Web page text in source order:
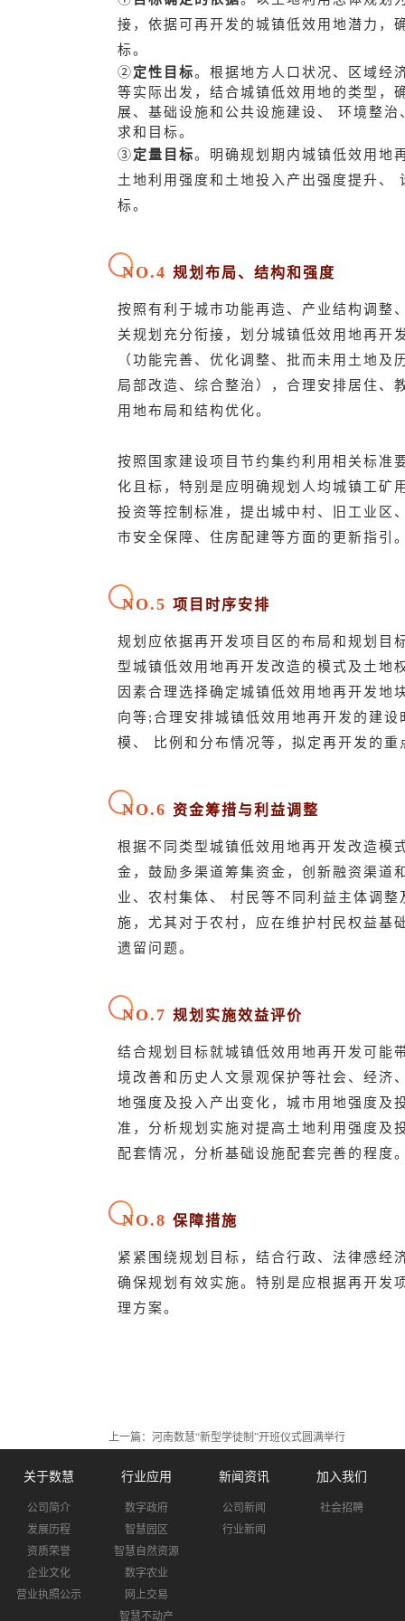
接，依据可再开发的城镇低效用地潜力，
标。
②定性目标。根据地方人口状况、区域经
等实际出发，结合城镇低效用地的类型，
展、基础设施和公共设施建设、 环境整
求和目标。
③定量目标。明确规划期内城镇低效用地
土地利用强度和土地投入产出强度提升、
标。
NO.4 规划布局、结构和强度
按照有利于城市功能再造、产业结构调整
关规划充分衔接，划分城镇低效用地再开
（功能完善、优化调整、批而未用土地
局部改造、综合整治），合理安排居住、
用地布局和结构优化。
按照国家建设项目节约集约利用相关标准
化且标，特别是应明确规划人均城镇工矿
投资等控制标准，提出城中村、旧工业区
市安全保障、住房配建等方面的更新指引
NO.5 项目时序安排
规划应依据再开发项目区的布局和规划目
型城镇低效用地再开发改造的模式及土地
因素合理选择确定城镇低效用地再开发地
向等;合理安排城镇低效用地再开发的建
模、 比例和分布情况等，拟定再开发的重
NO.6 资金筹措与利益调整
根据不同类型城镇低效用地再开发改造模
金，鼓励多渠道筹集资金，创新融资渠道
业、农村集体、
村民等不同利益主体调
施，尤其对于农村，应在维护村民权益基
遗留问题。
NO.7 规划实施效益评价
结合规划目标就城镇低效用地再开发可能
境改善和历史人文景观保护等社会、经济
地强度及投入产出变化，城市用地强度及
准，分析规划实施对提高土地利用强度及
配套情况，分析基础设施配套完善的程度
NO.8 保障措施
紧紧围绕规划目标，结合行政、法律感经
确保规划有效实施。特别是应根据再开发
理方案。
上一篇： 河南数慧“新型学徒制”开班仪式圆满举行
关于数慧
公司简介
发展历程
资质荣誉
企业文化
营业执照公示
行业应用
数字政府
智慧园区
智慧自然资源
数字农业
网上交易
智慧不动产
新闻资讯
公司新闻
行业新闻
加入我们
社会招聘